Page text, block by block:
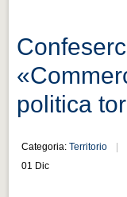
Cultura e
PROGETTI
PROGETTI
Progetti
politica
Categoria:Territorio
01 Dic